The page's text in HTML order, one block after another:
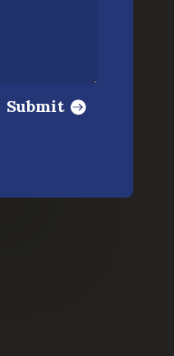
Submit